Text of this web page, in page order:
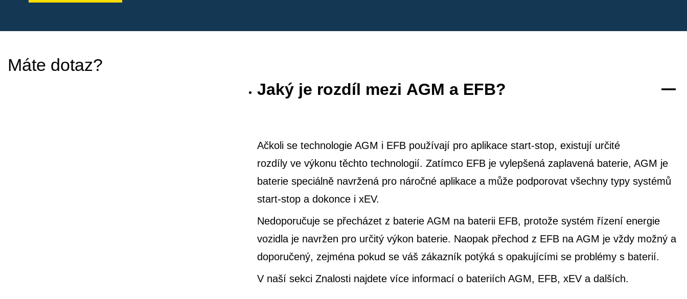
Máte dotaz?
Jaký je rozdíl mezi AGM a EFB?
Ačkoli se technologie AGM i EFB používají pro aplikace start-stop, existují určité
rozdíly ve výkonu těchto technologií. Zatímco EFB je vylepšená zaplavená baterie, AGM je
baterie speciálně navržená pro náročné aplikace a může podporovat všechny typy systémů
start-stop a dokonce i xEV.
Nedoporučuje se přecházet z baterie AGM na baterii EFB, protože systém řízení energie
vozidla je navržen pro určitý výkon baterie. Naopak přechod z EFB na AGM je vždy možný a
doporučený, zejména pokud se váš zákazník potýká s opakujícími se problémy s baterií.
V naší sekci Znalosti najdete více informací o bateriích AGM, EFB, xEV a dalších.